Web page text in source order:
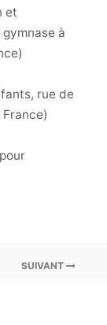
et
à
rue de
SUIVANT